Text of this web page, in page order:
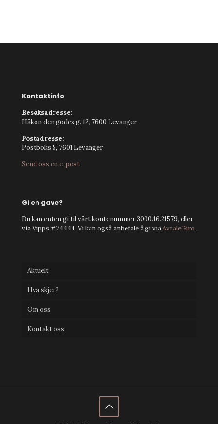
Kontaktinfo
Besøksadresse:
Håkon den godes g. 12, 7600 Levanger
Postadresse:
Postboks 5, 7601 Levanger
Send oss en e-post
Gi en gave?
Du kan enten gi til vårt kontonummer 3000.16.21579, eller
via Vipps #74444. Vi kan også anbefale å gi viaAvtaleGiro.
Aktuelt
Hva skjer?
Om oss
Kontakt oss